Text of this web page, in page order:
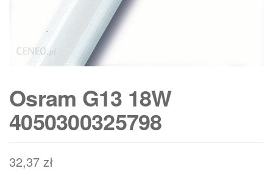
Osram G13 18W
4050300325798
32,37 zł